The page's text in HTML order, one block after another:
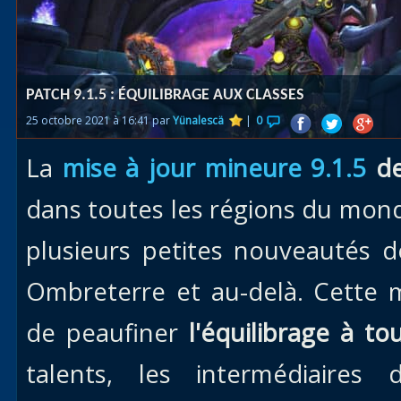
Races
alliées
des îles
le vol
Uldum
Val
PATCH 9.1.5 : ÉQUILIBRAGE AUX CLASSES
25 octobre 2021 à 16:41 parYünalescä | 0
La mise à jour mineure 9.1.5
dans toutes les régions du
plusieurs petites nouveautés
Ombreterre et au-delà. Cette
de peaufiner l'équilibrage à
talents, les